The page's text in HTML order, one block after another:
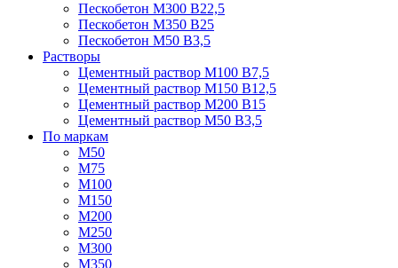
Пескобетон М300 В22,5
Пескобетон М350 В25
Пескобетон М50 В3,5
Растворы
Цементный раствор М100 В7,5
Цементный раствор М150 В12,5
Цементный раствор М200 В15
Цементный раствор М50 В3,5
По маркам
М50
М75
М100
М150
М200
М250
М300
М350